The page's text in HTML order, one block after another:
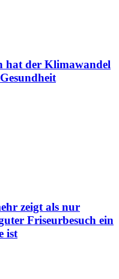
hat der Klimawandel
zeigt als nur
Friseurbesuch ein
ist